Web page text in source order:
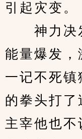
引起灾变。
神力决发
能量爆发，
一记不死镇
的拳头打了
主宰他也不